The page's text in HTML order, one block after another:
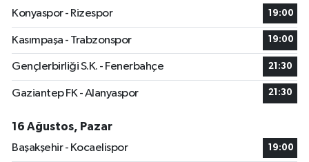
Konyaspor - Rizespor
19:00
Kasımpaşa - Trabzonspor 19:00
Gençlerbirliği S.K. - Fenerbahçe 21:30
Gaziantep FK - Alanyaspor 21:30
16 Ağustos, Pazar
Başakşehir - Kocaelispor
19:00